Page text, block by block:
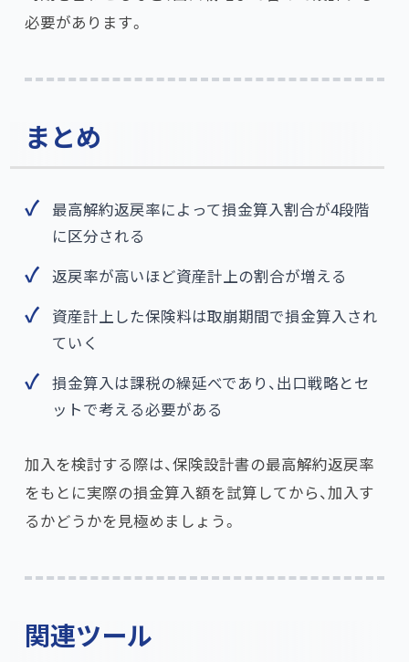
必要があります。
まとめ
最高解約返戻率によって損金算入割合が4段階
に区分される
返戻率が高いほど資産計上の割合が増える
資産計上した保険料は取崩期間で損金算入され
ていく
損金算入は課税の繰延べであり、出口戦略とセ
ットで考える必要がある
加入を検討する際は、保険設計書の最高解約返戻率
をもとに実際の損金算入額を試算してから、加入す
るかどうかを見極めましょう。
関連ツール